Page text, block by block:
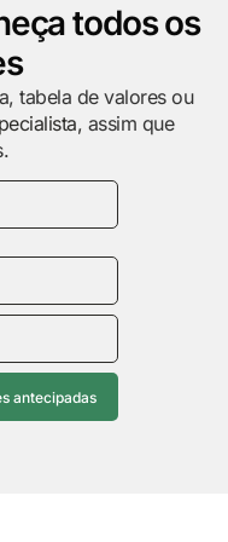
todos os
tabela de valores ou
assim que
antecipadas